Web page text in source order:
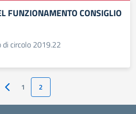
FUNZIONAMENTO CONSIGLIO
circolo 2019.22
Pagina precedente
1 2